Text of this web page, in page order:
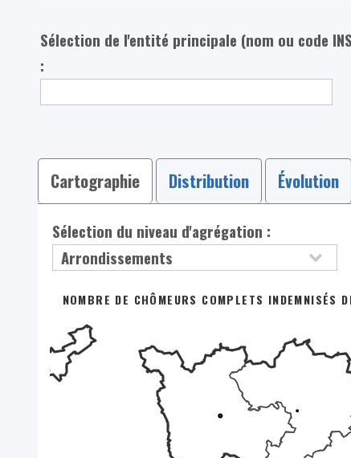
Sélection de l'entité principale (nom ou code
:
Cartographie Distribution Évolution
Sélection du niveau d'agrégation :
NOMBRE DE CHÔMEURS COMPLETS